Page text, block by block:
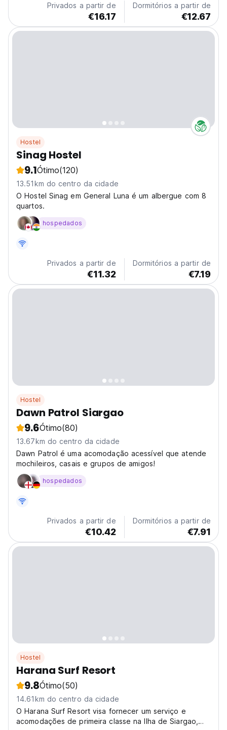
Privados a partir de
€16.17
Dormitórios a partir de
€12.67
Hostel
Sinag Hostel
9.1Ótimo(120)
13.51km do centro da cidade
O Hostel Sinag em General Luna é um albergue com 8
quartos.
hospedados
Privados a partir de
€11.32
Dormitórios a partir de
€7.19
Hostel
Dawn Patrol Siargao
9.6Ótimo(80)
13.67km do centro da cidade
Dawn Patrol é uma acomodação acessível que atende
mochileiros, casais e grupos de amigos!
hospedados
Privados a partir de
€10.42
Dormitórios a partir de
€7.91
Hostel
Harana Surf Resort
9.8Ótimo(50)
14.61km do centro da cidade
O Harana Surf Resort visa fornecer um serviço e
acomodações de primeira classe na Ilha de Siargao,